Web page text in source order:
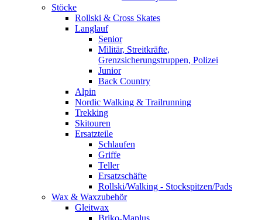
Stöcke
Rollski & Cross Skates
Langlauf
Senior
Militär, Streitkräfte,
Grenzsicherungstruppen, Polizei
Junior
Back Country
Alpin
Nordic Walking & Trailrunning
Trekking
Skitouren
Ersatzteile
Schlaufen
Griffe
Teller
Ersatzschäfte
Rollski/Walking - Stockspitzen/Pads
Wax & Waxzubehör
Gleitwax
Briko-Maplus